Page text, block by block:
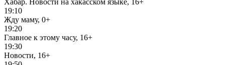
Хабар. Новости на хакасском языке, 16+
19:10
Жду маму, 0+
19:20
Главное к этому часу, 16+
19:30
Новости, 16+